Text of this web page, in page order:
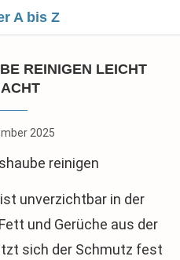
A bis Z
REINIGEN LEICHT
2025
unverzichtbar in der
und Gerüche aus der
sich der Schmutz fest